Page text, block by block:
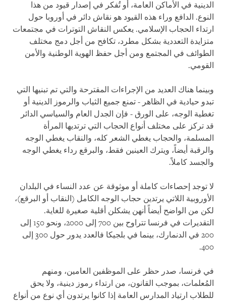
الدينية في الأماكن العامة، أو تُفكر في إصدار قيود من هذا
النوع. الدافع وراء هذه القيود هو نقاش دائر في أوروبا حول
ارتداء الحجاب الإسلامي. يعكس النقاش التوترات في مجتمعات
متزايدة التعددية بشكل مطرد، تكافح من أجل دمج مختلف
الطوائف في المجتمع ومن أجل حفظ الهوية الوطنية والأمن
القومي.
وبينما هناك العديد من الإجراءات المقترحة والتي تم تبنيها التي
تبدو حيادية في الظاهر - تمنع جميع الثياب والرموز الدينية أو
تغطية الوجه، على الورق - فإن الجدل العام والسياسي الدائر
قد تركز على مختلف أنواع الحجاب التي ترتديها المرأة
المسلمة، والحجاب يغطي الشعر كله، والنقاب يغطي الوجه
والرقبة أيضاً، ويترك العينين فقط، والبرقع رداء يغطي الوجه
والجسد كاملاً.
لا توجد إحصاءات كاملة أو موثوقة عن عدد النساء في البلدان
الأوروبية اللاتي يرتدين حجاب الوجه الكامل (النقاب أو البرقع)،
لكن من الواضح أيضاً أنهن يشكلن أقلية صغيرة للغاية.
التقديرات في فرنسا تتراوح بين 700 إلى 2000، ونحو 150 إلى
200 في الدنمارك، بينما في بلجيكا فالعدد يدور حول 300 إلى
400.
في فرنسا، صدر حظر على الموظفين العامين، ومنهم
المُعلمات، بموجب القانون، من ارتداء رموز دينية، ولا يحق
للطلاب ارتياد المدارس العامة إذا كانوا يرتدون أي نوع من أنواع